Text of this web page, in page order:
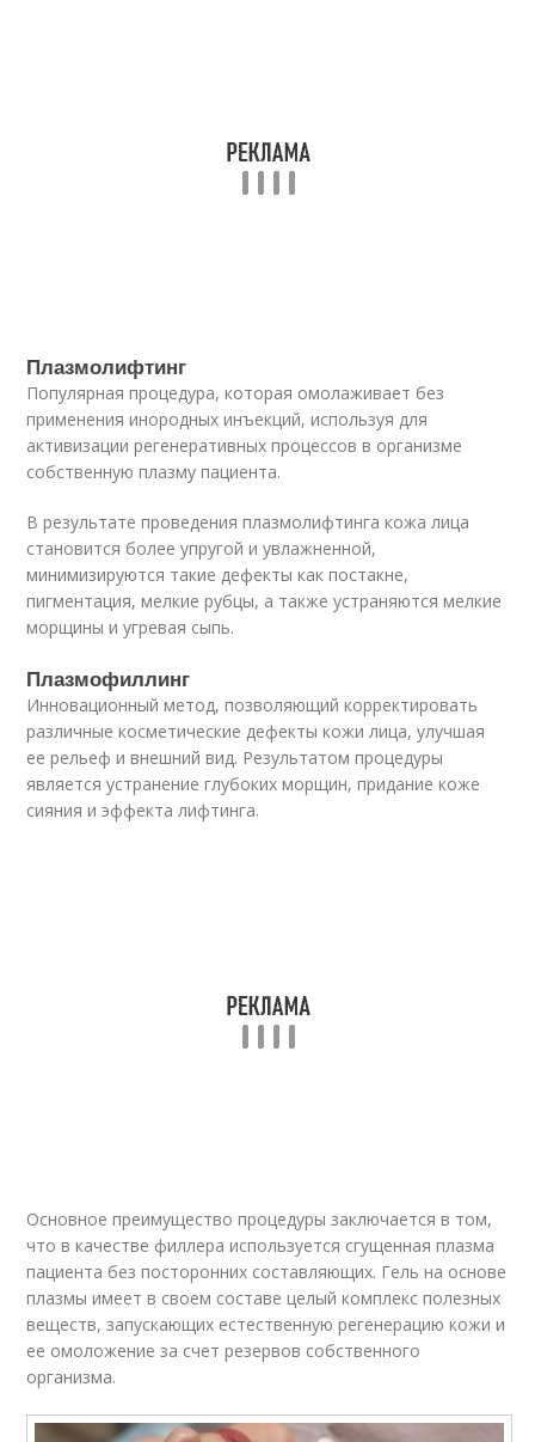
Плазмолифтинг
Популярная процедура, которая омолаживает без
применения инородных инъекций, используя для
активизации регенеративных процессов в организме
собственную плазму пациента.
В результате проведения плазмолифтинга кожа лица
становится более упругой и увлажненной,
минимизируются такие дефекты как постакне,
пигментация, мелкие рубцы, а также устраняются мелкие
морщины и угревая сыпь.
Плазмофиллинг
Инновационный метод, позволяющий корректировать
различные косметические дефекты кожи лица, улучшая
ее рельеф и внешний вид. Результатом процедуры
является устранение глубоких морщин, придание коже
сияния и эффекта лифтинга.
Основное преимущество процедуры заключается в том,
что в качестве филлера используется сгущенная плазма
пациента без посторонних составляющих. Гель на основе
плазмы имеет в своем составе целый комплекс полезных
веществ, запускающих естественную регенерацию кожи и
ее омоложение за счет резервов собственного
организма.